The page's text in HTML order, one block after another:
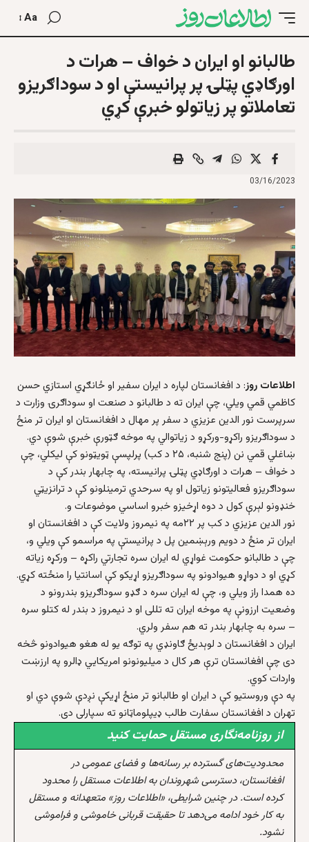
Aa
طالبانو او ايران د خواف – هرات د
اورګاډي پټلۍ پر پرانيستې او د سوداګريزو
تعاملاتو پر زياتولو خبرې کړي
03/16/2023
اطلاعات روز: د افغانستان لپاره د ايران سفير او ځانګړي استازي حسن
کاظمي قمي ويلي، چې ايران ته د طالبانو د صنعت او سوداګرۍ وزارت د
سرپرست نور الدين عزيزي د سفر پر مهال د افغانستان او ايران تر منځ
د سوداګريزو راکړو-ورکړو د زياتوالي په موخه ګټورې خبرې شوې دي.
ښاغلي قمي نن (پنج شنبه، ۲۵ د کب) پرلپسې ټويټونو کې ليکلي، چې
د خواف – هرات د اورګاډي پټلۍ پرانيسته، په چابهار بندر کې د
سوداګريزو فعاليتونو زياتول او په سرحدي ترمينلونو کې د ترانزيټي
خنډونو لېرې کول د دوه اړخيزو خبرو اساسي موضوعات و.
نور الدين عزيزي د کب پر ۲۲مه په نيمروز ولايت کې د افغانستان او
ايران تر منځ د دويم ورېښمين پل د پرانيستې په مراسمو کې ويلي و،
چې د طالبانو حکومت غواړي له ايران سره تجارتي راکړه – ورکړه زياته
کړي او د دواړو هيوادونو په سوداګريزو اړيکو کې اسانتيا را منځته کړي.
ده همدا راز ويلي و، چې له ايران سره د ګډو سوداګريزو بندرونو د
وضعيت ارزونې په موخه ايران ته تللی او د نيمروز د بندر له کتلو سره
– سره به چابهار بندر ته هم سفر ولري.
ايران د افغانستان د لوېديځ ګاونډي په توګه يو له هغو هيوادونو څخه
دی چې افغانستان ترې هر کال د ميليونونو امريکايي ډالرو په ارزښت
واردات کوي.
په دې وروستيو کې د ايران او طالبانو تر منځ اړیکې نږدې شوې دي او
تهران د افغانستان سفارت طالب ډيپلوماټانو ته سپارلی دی.
از روزنامه‌نگاری مستقل حمایت کنید
محدودیت‌های گسترده بر رسانه‌ها و فضای عمومی در
افغانستان، دسترسی شهروندان به اطلاعات مستقل را محدود
کرده است. در چنین شرایطی، «اطلاعات روز» متعهدانه و مستقل
به کار خود ادامه می‌دهد تا حقیقت قربانی خاموشی و فراموشی
نشود.